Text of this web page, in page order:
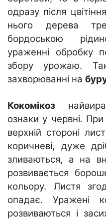
одразу після
нього дерева
бордоською
ураженні обробку
збору урожаю.
захворюванні на
Кокомікоз
ознаки у червні.
верхній стороні
коричневі, дуже
зливаються, а на
розвивається
кольору. Листя
опадає. Уражені
розвиваються і